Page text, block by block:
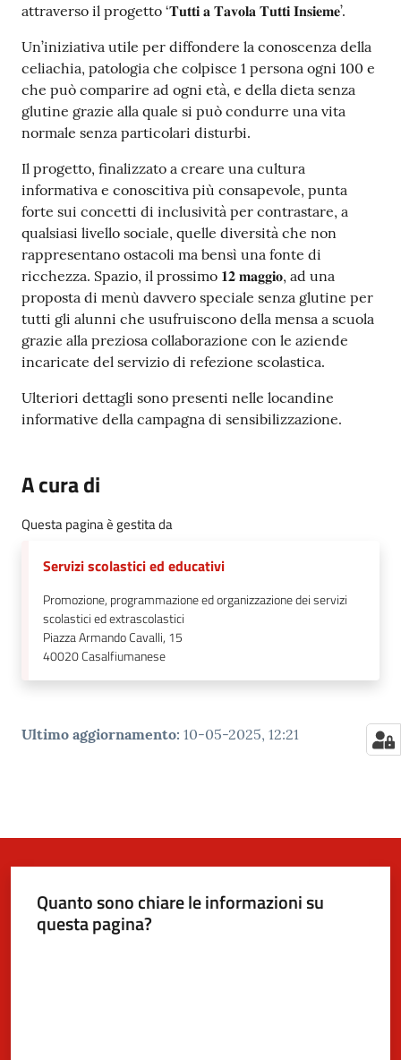
attraverso il progetto ‘𝐓𝐮𝐭𝐭𝐢 𝐚 𝐓𝐚𝐯𝐨𝐥𝐚 𝐓𝐮𝐭𝐭𝐢 𝐈𝐧𝐬𝐢𝐞𝐦𝐞’.
Un’iniziativa utile per diffondere la conoscenza della
celiachia, patologia che colpisce 1 persona ogni 100 e
che può comparire ad ogni età, e della dieta senza
glutine grazie alla quale si può condurre una vita
normale senza particolari disturbi.
Il progetto, finalizzato a creare una cultura
informativa e conoscitiva più consapevole, punta
forte sui concetti di inclusività per contrastare, a
qualsiasi livello sociale, quelle diversità che non
rappresentano ostacoli ma bensì una fonte di
ricchezza. Spazio, il prossimo 𝟏𝟐 𝐦𝐚𝐠𝐠𝐢𝐨, ad una
proposta di menù davvero speciale senza glutine per
tutti gli alunni che usufruiscono della mensa a scuola
grazie alla preziosa collaborazione con le aziende
incaricate del servizio di refezione scolastica.
Ulteriori dettagli sono presenti nelle locandine
informative della campagna di sensibilizzazione.
A cura di
Questa pagina è gestita da
Servizi scolastici ed educativi
Promozione, programmazione ed organizzazione dei servizi
scolastici ed extrascolastici
Piazza Armando Cavalli, 15
40020Casalfiumanese
Ultimo aggiornamento: 10-05-2025, 12:21
Quanto sono chiare le informazioni su
questa pagina?